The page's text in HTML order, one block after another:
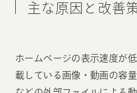
主な原因と改善
ホームページの表示速度が
載している画像・動画の容